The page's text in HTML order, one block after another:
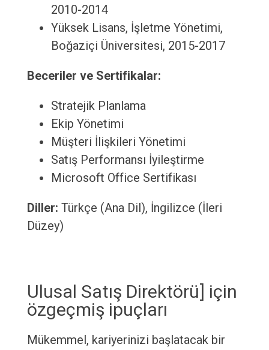
2010-2014
Yüksek Lisans, İşletme Yönetimi,
Boğaziçi Üniversitesi, 2015-2017
Beceriler ve Sertifikalar:
Stratejik Planlama
Ekip Yönetimi
Müşteri İlişkileri Yönetimi
Satış Performansı İyileştirme
Microsoft Office Sertifikası
Diller: Türkçe (Ana Dil), İngilizce (İleri
Düzey)
Ulusal Satış Direktörü] için
özgeçmiş ipuçları
Mükemmel, kariyerinizi başlatacak bir